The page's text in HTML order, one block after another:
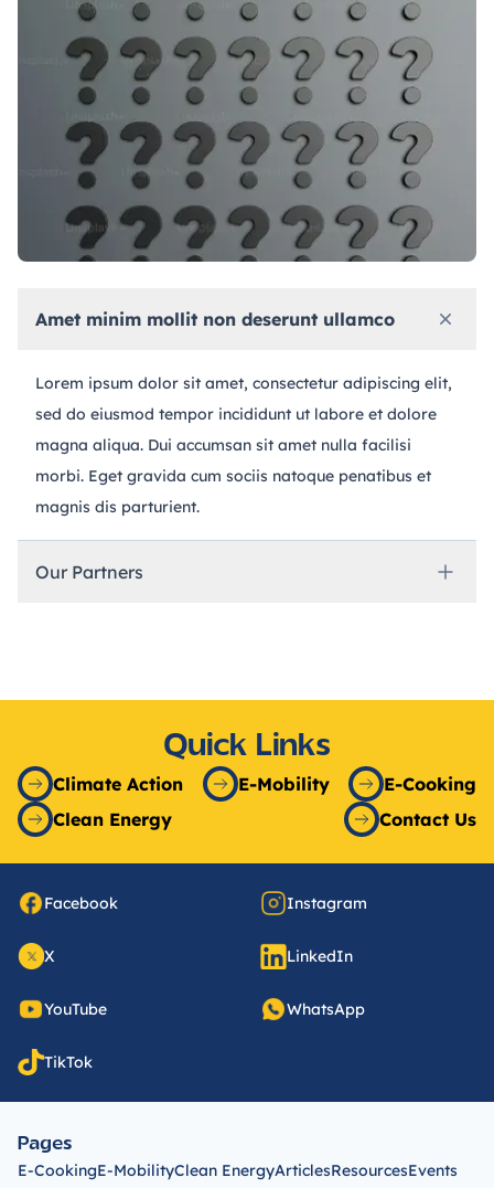
Amet minim mollit non deserunt ullamco
Lorem ipsum dolor sit amet, consectetur adipiscing elit,
sed do eiusmod tempor incididunt ut labore et dolore
magna aliqua. Dui accumsan sit amet nulla facilisi
morbi. Eget gravida cum sociis natoque penatibus et
magnis dis parturient.
Our Partners
Quick Links
Climate Action E-Mobility
E-Cooking
Clean Energy
Contact Us
Facebook Instagram
X LinkedIn
YouTube WhatsApp
TikTok
Pages
E-CookingE-MobilityClean EnergyArticlesResourcesEvents